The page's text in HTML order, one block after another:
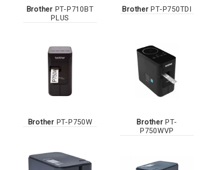
BrotherPT-P710BT
PLUS
BrotherPT-P750TDI
BrotherPT-P750W BrotherPT-
P750WVP